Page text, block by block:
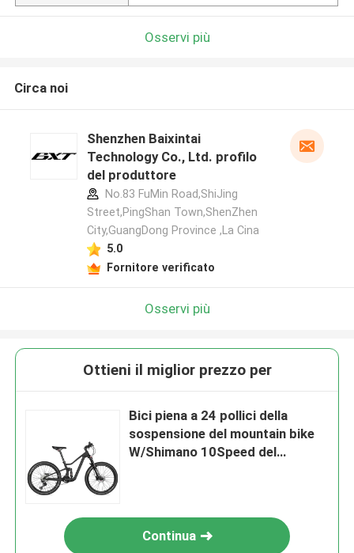
Osservi più
Circa noi
Shenzhen Baixintai
Technology Co., Ltd. profilo
del produttore
No.83 FuMin Road,ShiJing
Street,PingShan Town,ShenZhen
City,GuangDong Province ,La Cina
5.0
Fornitore verificato
Osservi più
Ottieni il miglior prezzo per
Bici piena a 24 pollici della
sospensione del mountain bike
W/Shimano 10Speed del
Continua